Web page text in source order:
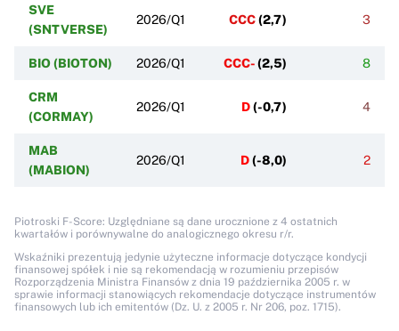
SVE
(SNTVERSE)
2026/Q1 CCC(2,7) 3
BIO (BIOTON) 2026/Q1 CCC-(2,5) 8
CRM
(CORMAY)
2026/Q1 D(-0,7) 4
MAB
(MABION)
2026/Q1 D(-8,0) 2
Piotroski F-Score: Uzględniane są dane urocznione z 4 ostatnich
kwartałów i porównywalne do analogicznego okresu r/r.
Wskaźniki prezentują jedynie użyteczne informacje dotyczące kondycji
finansowej spółek i nie są rekomendacją w rozumieniu przepisów
Rozporządzenia Ministra Finansów z dnia 19 października 2005 r. w
sprawie informacji stanowiących rekomendacje dotyczące instrumentów
finansowych lub ich emitentów (Dz. U. z 2005 r. Nr 206, poz. 1715).